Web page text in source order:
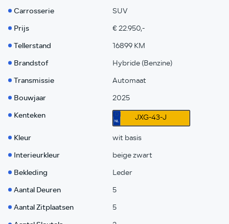
Carrosserie
SUV
Prijs
€ 22.950,-
Tellerstand
16899 KM
Brandstof
Hybride (Benzine)
Transmissie
Automaat
Bouwjaar
2025
Kenteken
JXG-43-J
Kleur
wit basis
Interieurkleur
beige zwart
Bekleding
Leder
Aantal Deuren
5
Aantal Zitplaatsen
5